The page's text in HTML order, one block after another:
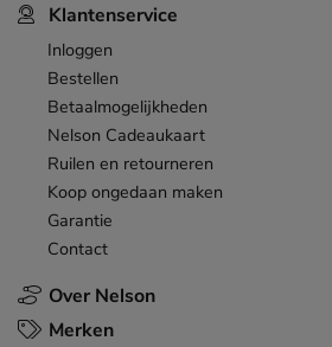
Over Nelson
Klantenservice
Inloggen
Bestellen
Betaalmogelijkheden
Nelson Cadeaukaart
Ruilen en retourneren
Koop ongedaan maken
Garantie
Contact
Merken